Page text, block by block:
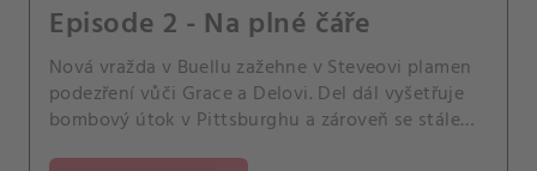
Episode 2 - Na plné čáře
Nová vražda v Buellu zažehne v Steveovi plamen
podezření vůči Grace a Delovi. Del dál vyšetřuje
bombový útok v Pittsburghu a zároveň se stále